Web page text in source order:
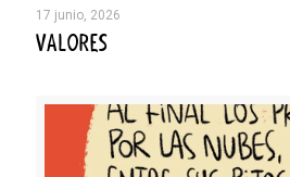
17 junio, 2026
VALORES